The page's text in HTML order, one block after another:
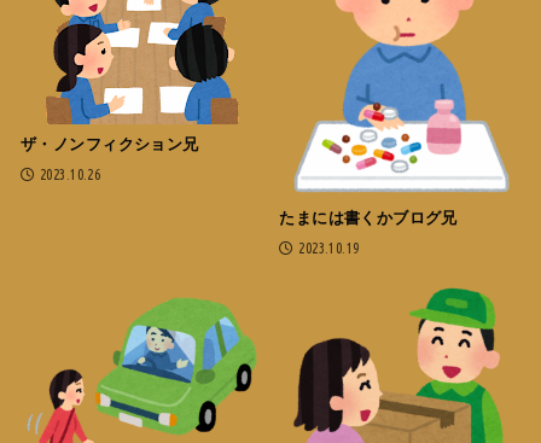
ザ・ノンフィクション兄
2023.10.26
たまには書くかブログ兄
2023.10.19